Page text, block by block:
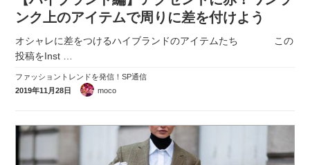
ンク上のアイテムで周りに差を付けよう
オシャレに差をつけるハイブランドのアイテムたち この
投稿をInst
ファッショントレンドを発信！SP通信
2019年11月28日
moco